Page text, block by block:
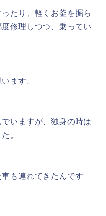
たり、軽くお釜を掘ら
修理しつつ、乗ってい
ます。
いますが、独身の時は
。
車も連れてきたんです